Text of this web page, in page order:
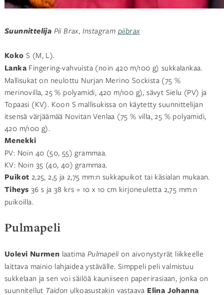
Suunnittelija Pii Brax, Instagram piibrax
Koko S (M, L).
Lanka Fingering-vahvuista (noin 420 m/100 g) sukkalankaa.
Mallisukat on neulottu Nurjan Merino Sockista (75 %
merinovilla, 25 % polyamidi, 420 m/100 g), sävyt Sielu (PV) ja
Topaasi (KV). Koon S mallisukissa on käytetty suunnittelijan
itsensä värjäämää Novitan Venlaa (75 % villa, 25 % polyamidi,
420 m/100 g).
Menekki
PV: Noin 40 (50, 55) grammaa.
KV: Noin 35 (40, 40) grammaa.
Puikot 2,25, 2,5 ja 2,75 mm:n sukkapuikot tai käsialan mukaan.
Tiheys 36 s ja 38 krs = 10 x 10 cm kirjoneuletta 2,75 mm:n
puikoilla.
Pulmapeli
Uolevi Nurmen laatima Pulmapeli on aivonystyrät liikkeelle
laittava mainio lahjaidea ystävälle. Simppeli peli valmistuu
sukkelaan ja sen voi säilöä kauniiseen paperirasiaan, jonka on
suunnitellut Taidon ulkoasustakin vastaava Elina Johanna